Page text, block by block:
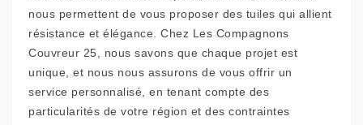
nous permettent de vous proposer des tuiles qui allient
résistance et élégance. Chez Les Compagnons
Couvreur 25, nous savons que chaque projet est
unique, et nous nous assurons de vous offrir un
service personnalisé, en tenant compte des
particularités de votre région et des contraintes